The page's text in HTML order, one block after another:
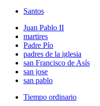
Santos
Juan Pablo II
martires
Padre Pío
padres de la iglesia
san Francisco de Asís
san jose
san pablo
Tiempo ordinario